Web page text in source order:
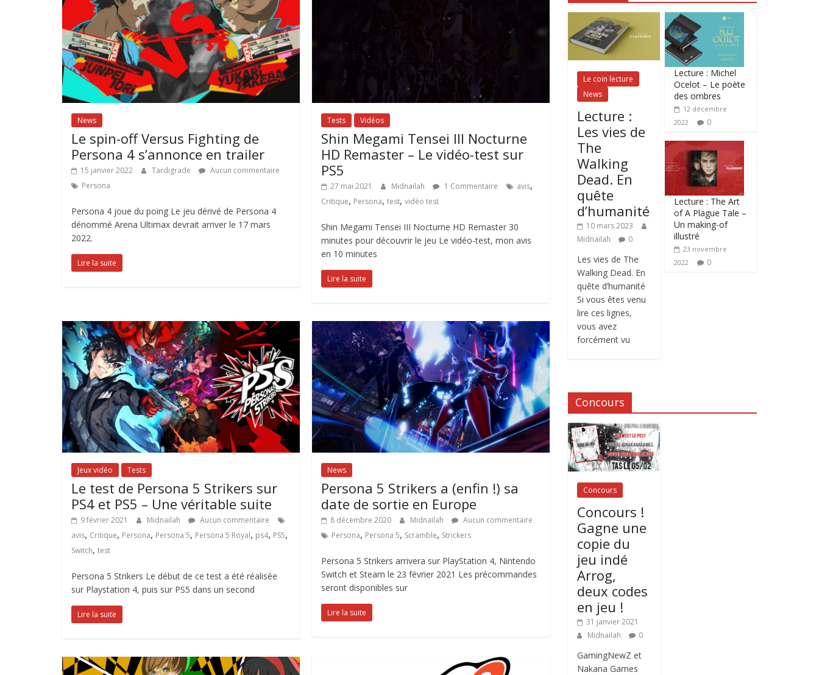
News
Le spin-off Versus Fighting de
Persona 4 s’annonce en trailer
15 janvier 2022 Tardigrade
Aucun commentaire
Persona
Persona 4 joue du poing Le jeu dérivé de Persona 4
dénommé Arena Ultimax devrait arriver le 17 mars
2022.
Lire la suite
Tests Vidéos
Shin Megami Tensei III Nocturne
HD Remaster – Le vidéo-test sur
PS5
27 mai 2021 Midnailah 1 Commentaire avis,
Critique, Persona,test,vidéo test
Shin Megami Tensei III Nocturne HD Remaster 30
minutes pour découvrir le jeu Le vidéo-test, mon avis
en 10 minutes
Lire la suite
Jeux vidéo Tests
Le test de Persona 5 Strikers sur
PS4 et PS5 – Une véritable suite
9 février 2021 Midnailah
Aucun commentaire
avis, Critique, Persona, Persona 5, Persona 5 Royal, ps4, PS5,
Switch, test
Persona 5 Strikers Le début de ce test a été réalisée
sur Playstation 4, puis sur PS5 dans un second
Lire la suite
News
Persona 5 Strikers a (enfin !) sa
date de sortie en Europe
8 décembre 2020 Midnailah
Aucun commentaire
Persona, Persona 5, Scramble, Strickers
Persona 5 Strikers arrivera sur PlayStation 4, Nintendo
Switch et Steam le 23 février 2021 Les précommandes
seront disponibles sur
Lire la suite
Le coin lecture
News
Lecture :
Les vies de
The
Walking
Dead. En
quête
d’humanité
10 mars 2023
Midnailah
0
Les vies de The
Walking Dead. En
quête d’humanité
Si vous êtes venu
lire ces lignes,
vous avez
forcément vu
Lecture : Michel
Ocelot – Le poète
des ombres
12 décembre
2022
0
Lecture : The Art
of A Plague Tale –
Un making-of
illustré
23 novembre
2022
0
Concours
Concours
Concours !
Gagne une
copie du
jeu indé
Arrog,
deux codes
en jeu !
31 janvier 2021
Midnailah
0
GamingNewZ et
Nakana Games